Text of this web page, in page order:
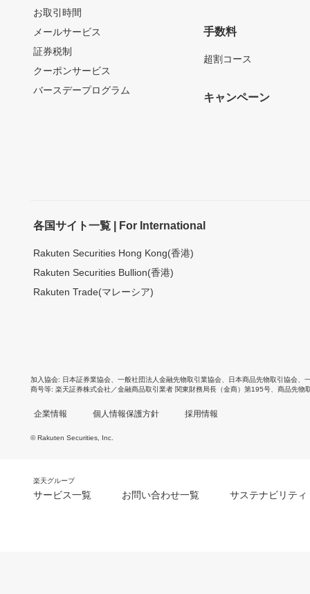
お取引時間
メールサービス
証券税制
クーポンサービス
バースデープログラム
手数料
超割コース
キャンペーン
各国サイト一覧 | For International
Rakuten Securities Hong Kong(香港)
Rakuten Securities Bullion(香港)
Rakuten Trade(マレーシア)
加入協会 日本証券業協会 一般社団法人金融先物取引業協会 日本商品先物取引協会
商号等 楽天証券株式会社／金融商品取引業者 関東財務局長（金商）第195号、商品先物
企業情報 個人情報保護方針 採用情報
© Rakuten Securities, Inc.
楽天グループ
サービス一覧 お問い合わせ一覧 サステナビリティ